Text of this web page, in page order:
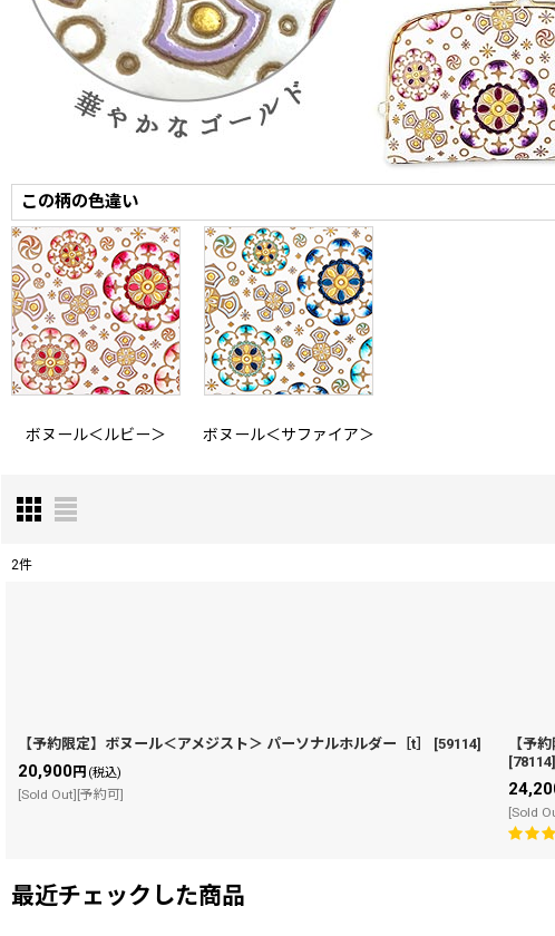
この柄の色違い
ボヌール＜ルビー＞ ボヌール＜サファイア＞
2件
【予約限定】ボヌール＜アメジスト＞ パーソナルホルダー［t］ [59114]
20,900円 (税込)
[Sold Out][予約可]
【予
[78114]
[Sold
最近チェックした商品